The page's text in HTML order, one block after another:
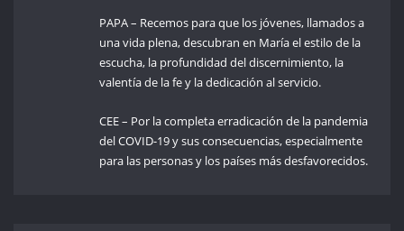
PAPA – Recemos para que los jóvenes, llamados a
una vida plena, descubran en María el estilo de la
escucha, la profundidad del discernimiento, la
valentía de la fe y la dedicación al servicio.
CEE – Por la completa erradicación de la pandemia
del COVID-19 y sus consecuencias, especialmente
para las personas y los países más desfavorecidos.